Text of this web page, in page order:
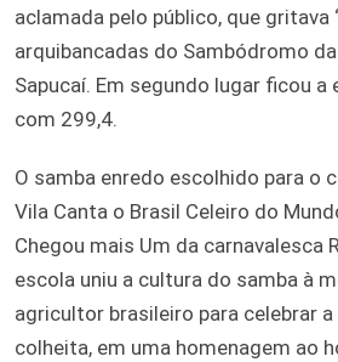
aclamada pelo público, que gritava
arquibancadas do Sambódromo
Sapucaí. Em segundo lugar ficou a
com 299,4.
O samba enredo escolhido para o
Vila Canta o Brasil Celeiro do
Chegou mais Um da carnavalesca
escola uniu a cultura do samba à
agricultor brasileiro para celebrar
colheita, em uma homenagem ao